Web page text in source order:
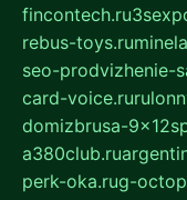
fincontech.ru
rebus-toys.ru
seo-prodvizhenie-
card-voice.ru
domizbrusa-
a380club.ru
perk-oka.rug-